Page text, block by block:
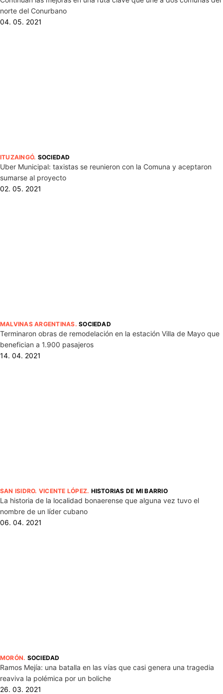
norte del Conurbano
04. 05. 2021
ITUZAINGÓ. SOCIEDAD
Uber Municipal: taxistas se reunieron con la Comuna y aceptaron
sumarse al proyecto
02. 05. 2021
MALVINAS ARGENTINAS.SOCIEDAD
Terminaron obras de remodelación en la estación Villa de Mayo que
benefician a 1.900 pasajeros
14. 04. 2021
SAN ISIDRO. VICENTE LÓPEZ. HISTORIAS DE MI BARRIO
La historia de la localidad bonaerense que alguna vez tuvo el
nombre de un líder cubano
06. 04. 2021
MORÓN. SOCIEDAD
Ramos Mejía: una batalla en las vías que casi genera una tragedia
reaviva la polémica por un boliche
26. 03. 2021